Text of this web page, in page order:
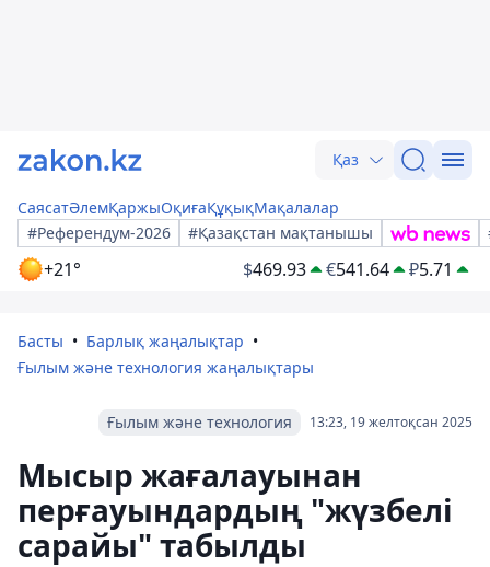
Қаз
СаясатӘлемҚаржыОқиғаҚұқықМақалалар
#Референдум-2026
#Қазақстан мақтанышы
+21° $469.93 €541.64 ₽5.71
Басты
Барлық жаңалықтар
Ғылым және технология жаңалықтары
13:23, 19 желтоқсан 2025
Ғылым және технология
Мысыр жағалауынан
перғауындардың "жүзбелі
сарайы" табылды